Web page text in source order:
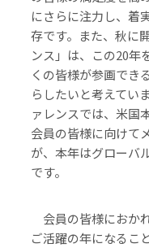
にさらに注力し、着
存です。また、秋に
ンス」は、この20年
くの皆様が参画でき
らしたいと考えてい
ァレンスでは、米国
会員の皆様に向けて
が、本年はグローバ
です。
会員の皆様におか
ご活躍の年になるこ